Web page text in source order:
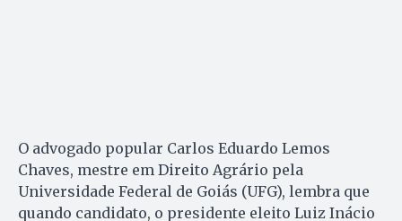
O advogado popular Carlos Eduardo Lemos
Chaves, mestre em Direito Agrário pela
Universidade Federal de Goiás (UFG), lembra que
quando candidato, o presidente eleito Luiz Inácio